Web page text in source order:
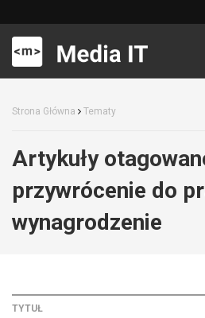
Strona Główna Tematy
Artykuły
przywrócenie do
wynagrodzenie
TYTUŁ